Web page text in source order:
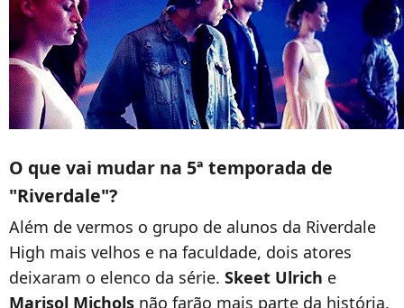
O que vai mudar na 5ª temporada de
"Riverdale"?
Além de vermos o grupo de alunos da Riverdale
High mais velhos e na faculdade, dois atores
deixaram o elenco da série. Skeet Ulrich e
Marisol Michols não farão mais parte da história.